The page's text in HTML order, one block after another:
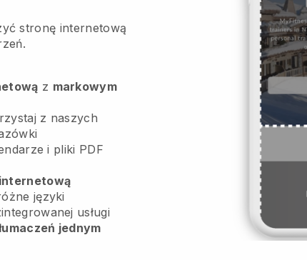
stronę internetową
z markowym
z naszych
i pliki PDF
języki
usługi
jednym